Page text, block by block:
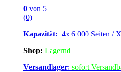
0 von 5
(0)
Kapazität: 4x 6.000 Seiten /
Shop: Lagernd
Versandlager: sofort